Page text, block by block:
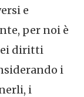
e
per noi è
diritti
i
i